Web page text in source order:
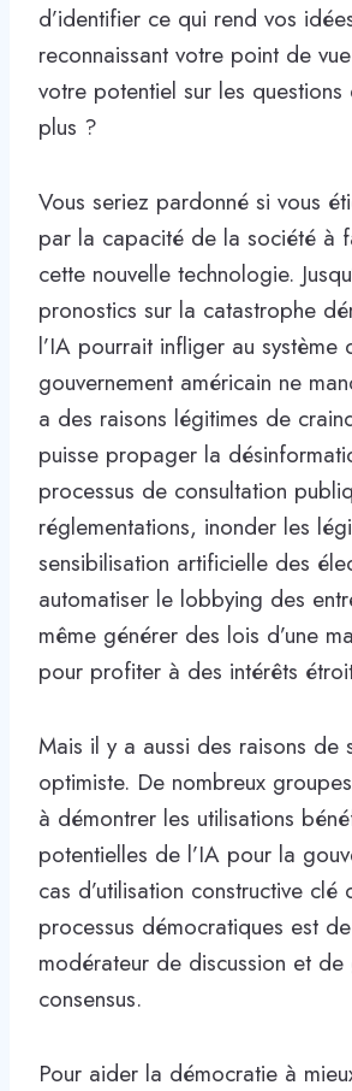
d’identifier ce qui rend vos
reconnaissant votre point de
votre potentiel sur les
plus ?
Vous seriez pardonné si vous
par la capacité de la société à
cette nouvelle technologie.
pronostics sur la catastrophe
l’IA pourrait infliger au système
gouvernement américain ne
a des raisons légitimes de
puisse propager la
processus de consultation
réglementations, inonder les
sensibilisation artificielle des
automatiser le lobbying des
même générer des lois d’une
pour profiter à des intérêts
Mais il y a aussi des raisons de
optimiste. De nombreux
à démontrer les utilisations
potentielles de l’IA pour la
cas d’utilisation constructive clé
processus démocratiques est
modérateur de discussion et
consensus.
Pour aider la démocratie à